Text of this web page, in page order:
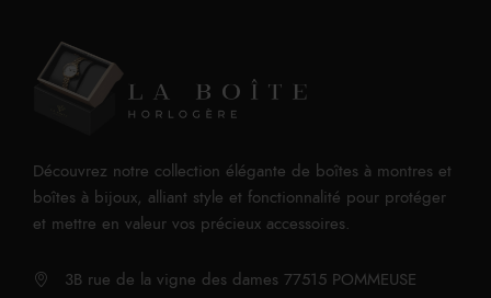
Découvrez notre collection élégante de boîtes à montres et
boîtes à bijoux, alliant style et fonctionnalité pour protéger
et mettre en valeur vos précieux accessoires.
3B rue de la vigne des dames 77515 POMMEUSE